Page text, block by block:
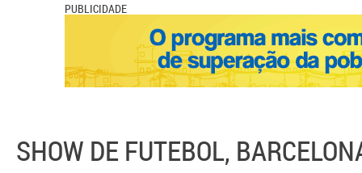
PUBLICIDADE
SHOW DE FUTEBOL,